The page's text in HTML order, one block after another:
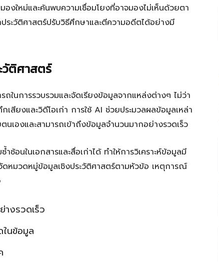
งใหม่และค้นพบความเชื่อมโยงที่อาจมองไม่เห็นด้วยตา
ระวัติศาสตร์ปรับวิธีศึกษาและตีความอดีตได้อย่างมี
วัติศาสตร์
ในการรวบรวมและจัดเรียงข้อมูลจากแหล่งต่างๆ ไม่ว่า
สียงและวิดีโอเก่า การใช้ AI ช่วยประมวลผลข้อมูลเหล่า
นเองและสามารถเข้าถึงข้อมูลจำนวนมากอย่างรวดเร็ว
อนในเอกสารและสื่อเก่าได้ ทำให้การวิเคราะห์ข้อมูลมี
หมวดหมู่ข้อมูลเชิงประวัติศาสตร์ตามหัวข้อ เหตุการณ์
างรวดเร็ว
นข้อมูล